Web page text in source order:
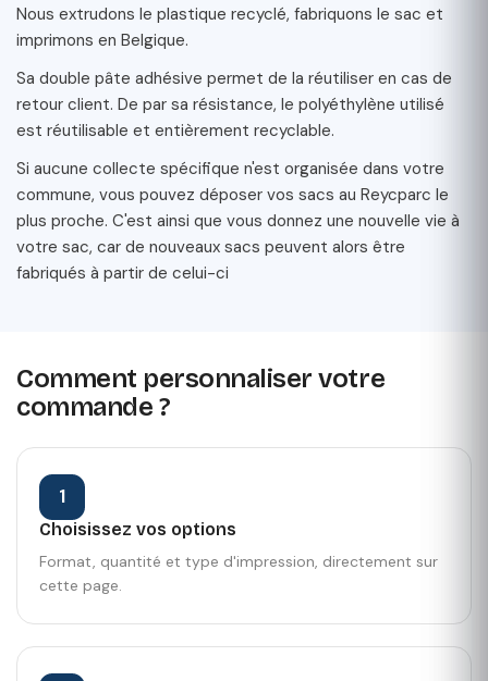
Nous extrudons le plastique recyclé, fabriquons le sac et
imprimons en Belgique.
Sa double pâte adhésive permet de la réutiliser en cas de
retour client. De par sa résistance, le polyéthylène utilisé
est réutilisable et entièrement recyclable.
Si aucune collecte spécifique n'est organisée dans votre
commune, vous pouvez déposer vos sacs au Reycparc le
plus proche. C'est ainsi que vous donnez une nouvelle vie à
votre sac, car de nouveaux sacs peuvent alors être
fabriqués à partir de celui-ci
Comment personnaliser votre
commande ?
1
Choisissez vos options
Format, quantité et type d'impression, directement sur
cette page.